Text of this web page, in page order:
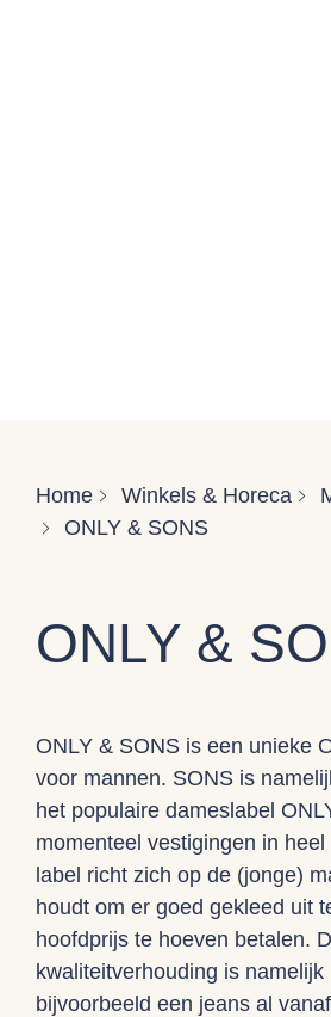
Home Winkels & Horeca
ONLY & SONS
ONLY &
ONLY & SONS is een unieke
voor mannen. SONS is
het populaire dameslabel
momenteel vestigingen in
label richt zich op de (jonge)
houdt om er goed gekleed uit
hoofdprijs te hoeven betalen.
kwaliteitverhouding is
bijvoorbeeld een jeans al